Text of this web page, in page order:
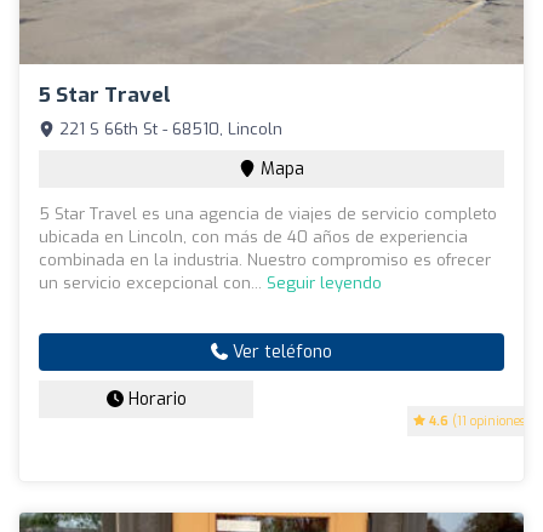
5 Star Travel
4.6 (11 opiniones)
221 S 66th St - 68510, Lincoln
Mapa
5 Star Travel es una agencia de viajes de servicio completo
ubicada en Lincoln, con más de 40 años de experiencia
combinada en la industria. Nuestro compromiso es ofrecer
un servicio excepcional con... Seguir leyendo
Ver teléfono
Horario